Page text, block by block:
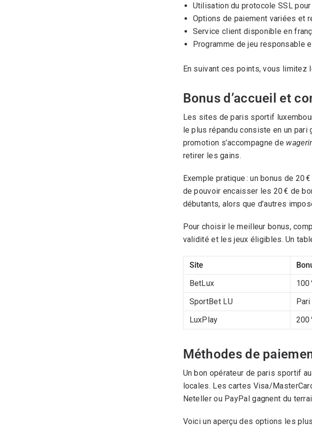
Utilisation du protocole SSL
Options de paiement variées et
Service client disponible en
Programme de jeu responsable
En suivant ces points, vous limitez
Bonus d’accueil et
Les sites de paris sportif
le plus répandu consiste en un pari
promotion s’accompagne de
retirer les gains.
Exemple pratique : un bonus de 20
de pouvoir encaisser les 20 € de
débutants, alors que d’autres
Pour choisir le meilleur bonus,
validité et les jeux éligibles. Un
Site
BetLux
100
SportBet LU
LuxPlay
200
Méthodes de
Un bon opérateur de paris sportif
locales. Les cartes Visa/
Neteller ou PayPal gagnent du
Voici un aperçu des options les